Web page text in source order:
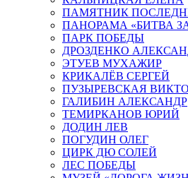
ПАМЯТНИК
ПАНОРАМА «БИТВА
ПАРК ПОБЕДЫ
ДРОЗДЕНКО
ЭТУЕВ МУХАЖИР
КРИКАЛЁВ СЕРГЕЙ
ПУЗЫРЕВСКАЯ
ГАЛИБИН АЛЕКСАНДР
ТЕМИРКАНОВ ЮРИЙ
ДОДИН ЛЕВ
ПОГУДИН ОЛЕГ
ЦИРК ДЮ СОЛЕЙ
ЛЕС ПОБЕДЫ